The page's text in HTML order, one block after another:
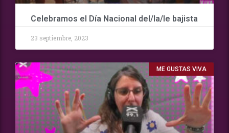
Celebramos el Día Nacional del/la/le bajista
23 septiembre, 2023
ME GUSTAS VIVA